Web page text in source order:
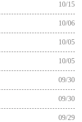
10/15
10/06
10/05
10/05
09/30
09/30
09/29